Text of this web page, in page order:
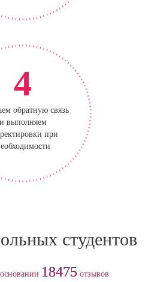
4
обратную связь
и выполняем
при
студентов
18475 отзывов